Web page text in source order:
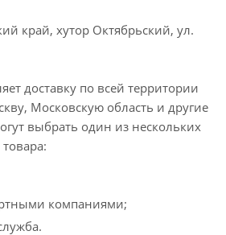
край, хутор Октябрьский, ул.
доставку по всей территории
Московскую область и другие
выбрать один из нескольких
компаниями;